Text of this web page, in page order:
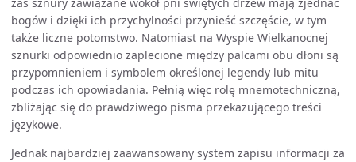
bogów i dzięki ich przychylności przynieść szczęście, w tym
także liczne potomstwo. Natomiast na Wyspie Wielkanocnej
sznurki odpowiednio zaplecione między palcami obu dłoni są
przypomnieniem i symbolem określonej legendy lub mitu
podczas ich opowiadania. Pełnią więc rolę mnemotechniczną,
zbliżając się do prawdziwego pisma przekazującego treści
językowe.
Jednak najbardziej zaawansowany system zapisu informacji za